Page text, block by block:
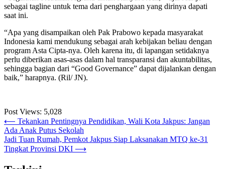
sebagai tagline untuk tema dari penghargaan yang dirinya dapati
saat ini.
“Apa yang disampaikan oleh Pak Prabowo kepada masyarakat
Indonesia kami mendukung sebagai arah kebijakan beliau dengan
program Asta Cipta-nya. Oleh karena itu, di lapangan setidaknya
perlu diberikan asas-asas dalam hal transparansi dan akuntabilitas,
sehingga bagian dari “Good Governance” dapat dijalankan dengan
baik,” harapnya. (Ril/ JN).
Post Views: 5,028
Post
navigation
⟵ Tekankan Pentingnya Pendidikan, Wali Kota Jakpus: Jangan
Ada Anak Putus Sekolah
Jadi Tuan Rumah, Pemkot Jakpus Siap Laksanakan MTQ ke-31
Tingkat Provinsi DKI ⟶